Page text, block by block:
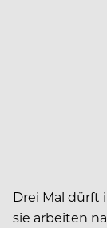
Drei Mal dürft
sie arbeiten